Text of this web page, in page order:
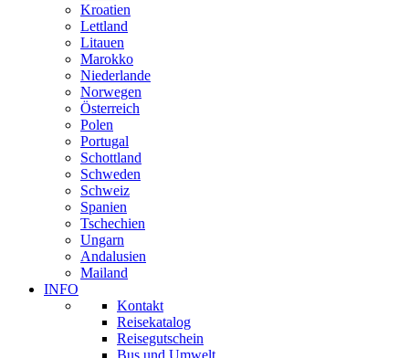
Kroatien
Lettland
Litauen
Marokko
Niederlande
Norwegen
Österreich
Polen
Portugal
Schottland
Schweden
Schweiz
Spanien
Tschechien
Ungarn
Andalusien
Mailand
INFO
Kontakt
Reisekatalog
Reisegutschein
Bus und Umwelt